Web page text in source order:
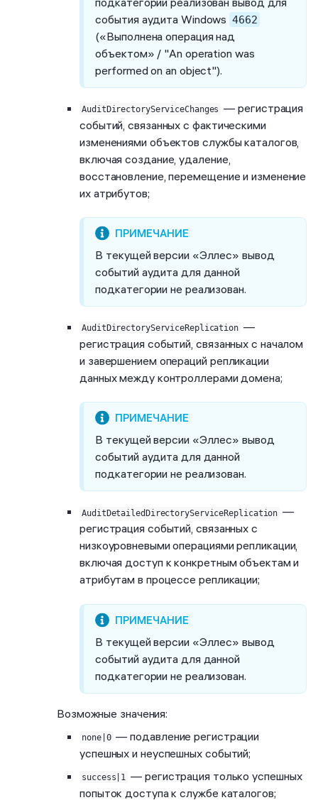
события аудита Windows 4662
(«Выполнена операция над
объектом» / "An operation was
performed on an object").
AuditDirectoryServiceChanges — регистрация
событий, связанных с фактическими
изменениями объектов службы каталогов,
включая создание, удаление,
восстановление, перемещение и изменение
их атрибутов;
В текущей версии «Эллес» вывод
событий аудита для данной
подкатегории не реализован.
AuditDirectoryServiceReplication —
регистрация событий, связанных с началом
и завершением операций репликации
данных между контроллерами домена;
В текущей версии «Эллес» вывод
событий аудита для данной
подкатегории не реализован.
AuditDetailedDirectoryServiceReplication —
регистрация событий, связанных с
низкоуровневыми операциями репликации,
включая доступ к конкретным объектам и
атрибутам в процессе репликации;
В текущей версии «Эллес» вывод
событий аудита для данной
подкатегории не реализован.
Возможные значения:
none|0 — подавление регистрации
успешных и неуспешных событий;
success|1
— регистрация только успешных
попыток доступа к службе каталогов;